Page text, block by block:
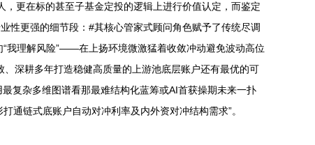
更在标的甚至子基金定投的逻辑上进行价值认定，而鉴定
性更强的细节段：#其核心管家式顾问角色赋予了传统尽调
我理解风险”——在上扬环境微激猛着收敛冲动避免波动高位
深耕多年打造稳健高质量的上游池底层账户还有最优的可
复杂多维图谱看那最难结构化蓝筹或AI首获操期未来一扑
通链式底账户自动对冲利率及内外资对冲结构需求”。